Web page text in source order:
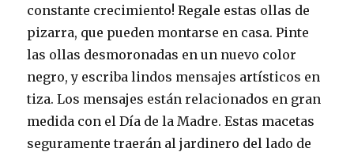
constante crecimiento! Regale estas ollas de
pizarra, que pueden montarse en casa. Pinte
las ollas desmoronadas en un nuevo color
negro, y escriba lindos mensajes artísticos en
tiza. Los mensajes están relacionados en gran
medida con el Día de la Madre. Estas macetas
seguramente traerán al jardinero del lado de